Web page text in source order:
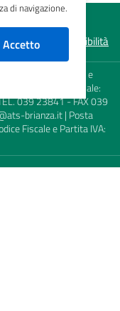
del sito Accessibilità
- Sede Legale e
- Sede territoriale:
039 23841 - FAX 039
brianza.it| Posta
Fiscale e Partita IVA:
di navigazione.
Accetto